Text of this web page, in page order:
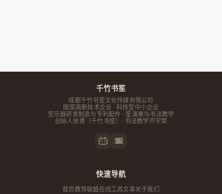
千竹书笙
成都千竹书笙文化传媒有限公司
国家高新技术企业 · 科技型中小企业
笙乐器研发制造与专利配件 · 笙演奏与书法教学
创始人徐勇 （千竹书笙）· 书法教学齐宇荣
快速导航
首页教育联盟在线工具文章关于我们